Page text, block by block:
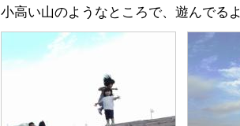
小高い山のようなところで、遊んでる